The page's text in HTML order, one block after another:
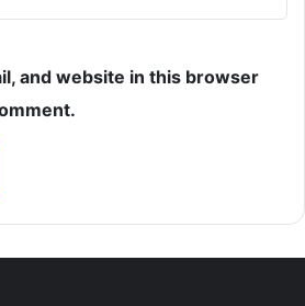
and website in this browser